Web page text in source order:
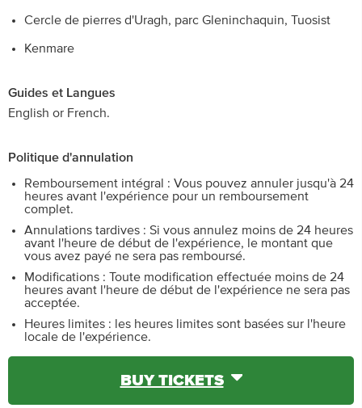
Cercle de pierres d'Uragh, parc Gleninchaquin, Tuosist
Kenmare
Guides et Langues
English or French.
Politique d'annulation
Remboursement intégral : Vous pouvez annuler jusqu'à 24
heures avant l'expérience pour un remboursement
complet.
Annulations tardives : Si vous annulez moins de 24 heures
avant l'heure de début de l'expérience, le montant que
vous avez payé ne sera pas remboursé.
Modifications : Toute modification effectuée moins de 24
heures avant l'heure de début de l'expérience ne sera pas
acceptée.
Heures limites : les heures limites sont basées sur l'heure
locale de l'expérience.
BUY TICKETS